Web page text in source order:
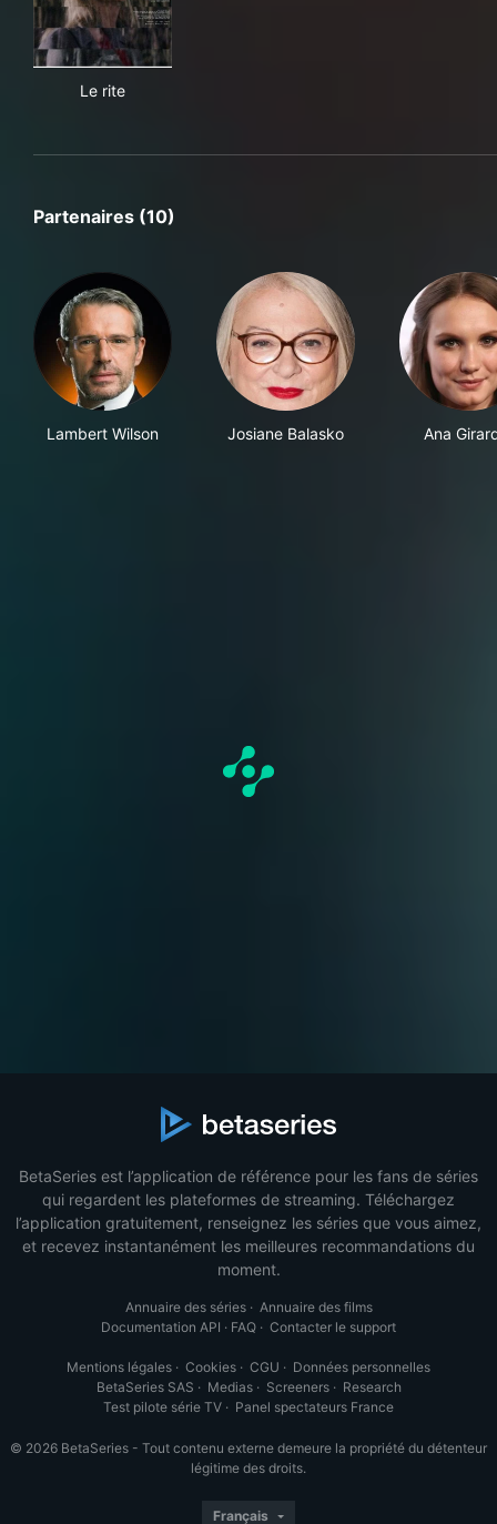
Le rite
Partenaires (10)
Lambert Wilson Josiane Balasko Ana
BetaSeries est l’application de référence pour les fans de séries
qui regardent les plateformes de streaming. Téléchargez
l’application gratuitement, renseignez les séries que vous aimez,
et recevez instantanément les meilleures recommandations du
moment.
Annuaire des séries· Annuaire des films
Documentation API · FAQ · Contacter le support
Mentions légales · Cookies · CGU · Données personnelles
BetaSeries SAS · Medias· Screeners· Research
Test pilote série TV · Panel spectateurs France
© 2026 BetaSeries - Tout contenu externe demeure la propriété du détenteur
légitime des droits.
Français